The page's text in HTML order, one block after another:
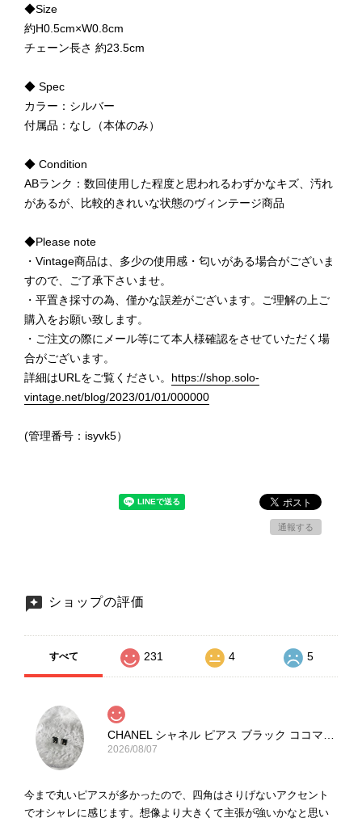
◆Size
約H0.5cm×W0.8cm
チェーン長さ 約23.5cm
◆ Spec
カラー：シルバー
付属品：なし（本体のみ）
◆ Condition
ABランク：数回使用した程度と思われるわずかなキズ、汚れ
があるが、比較的きれいな状態のヴィンテージ商品
◆Please note
・Vintage商品は、多少の使用感・匂いがある場合がございま
すので、ご了承下さいませ。
・平置き採寸の為、僅かな誤差がございます。ご理解の上ご
購入をお願い致します。
・ご注文の際にメール等にて本人様確認をさせていただく場
合がございます。
詳細はURLをご覧ください。 https://shop.solo-
vintage.net/blog/2023/01/01/000000
(管理番号：isyvk5）
通報する
ショップの評価
すべて 231 4 5
2026/08/07
今まで丸いピアスが多かったので、四角はさりげないアクセント
でオシャレに感じます。想像より大きくて主張が強いかなと思い